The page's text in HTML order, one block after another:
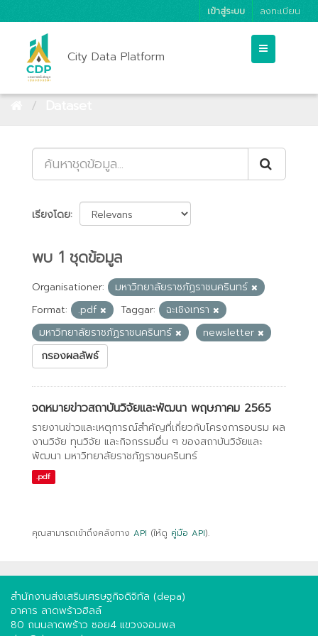
เข้าสู่ระบบ ลงทะเบียน
City Data Platform
เรียงโดย
พบ 1 ชุดข้อมูล
Organisationer:
มหาวิทยาลัยราชภัฏราชนครินทร์
Format:
.pdf Taggar:
ฉะเชิงเทรา
มหาวิทยาลัยราชภัฏราชนครินทร์
newsletter
กรองผลลัพธ์
จดหมายข่าวสถาบันวิจัยและพัฒนา พฤษภาคม 2565
รายงานข่าวและเหตุการณ์สำคัญที่เกี่ยวกับโครงการอบรม ผล
งานวิจัย ทุนวิจัย และกิจกรรมอื่น ๆ ของสถาบันวิจัยและ
พัฒนา มหาวิทยาลัยราชภัฏราชนครินทร์
.pdf
คุณสามารถเข้าถึงคลังทาง API (ให้ดู คู่มือ API).
สำนักงานส่งเสริมเศรษฐกิจดิจิทัล (depa)
อาคาร ลาดพร้าวฮิลล์
80 ถนนลาดพร้าว ซอย4 แขวงจอมพล